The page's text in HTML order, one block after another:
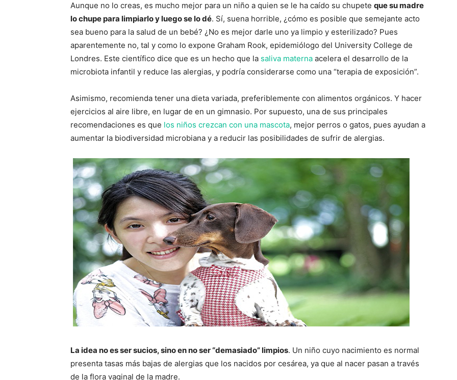
Aunque no lo creas, es mucho mejor para un niño a quien se le ha caído su chupete que su madre
lo chupe para limpiarlo y luego se lo dé. Sí, suena horrible, ¿cómo es posible que semejante acto
sea bueno para la salud de un bebé? ¿No es mejor darle uno ya limpio y esterilizado? Pues
aparentemente no, tal y como lo expone Graham Rook, epidemiólogo del University College de
Londres. Este científico dice que es un hecho que la saliva materna acelera el desarrollo de la
microbiota infantil y reduce las alergias, y podría considerarse como una “terapia de exposición”.
Asimismo, recomienda tener una dieta variada, preferiblemente con alimentos orgánicos. Y hacer
ejercicios al aire libre, en lugar de en un gimnasio. Por supuesto, una de sus principales
recomendaciones es que los niños crezcan con una mascota, mejor perros o gatos, pues ayudan a
aumentar la biodiversidad microbiana y a reducir las posibilidades de sufrir de alergias.
La idea no es ser sucios, sino en no ser “demasiado” limpios. Un niño cuyo nacimiento es normal
presenta tasas más bajas de alergias que los nacidos por cesárea, ya que al nacer pasan a través
de la flora vaginal de la madre.